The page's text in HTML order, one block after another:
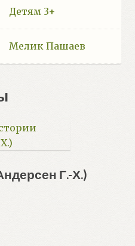
Детям 3+
Мелик Пашаев
Г.-Х.)